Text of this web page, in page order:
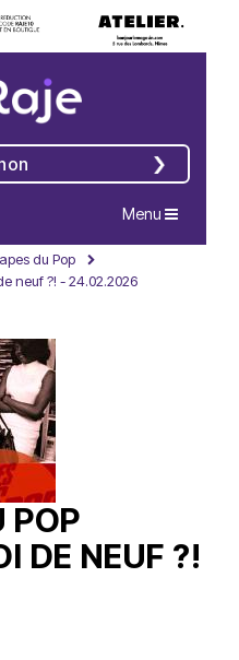
Navigation
Menu
du Pop
neuf ?! - 24.02.2026
POP
DE NEUF ?!